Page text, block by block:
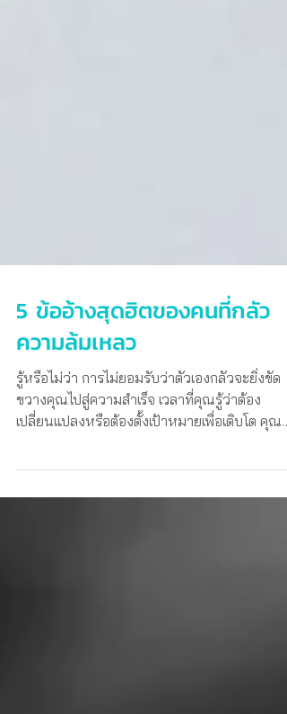
5 ข้ออ้างสุดฮิตของคนที่กลัว
ความล้มเหลว
รู้หรือไม่ว่า การไม่ยอมรับว่าตัวเองกลัวจะยิ่งขัด
ขวางคุณไปสู่ความสำเร็จ เวลาที่คุณรู้ว่าต้อง
จะร